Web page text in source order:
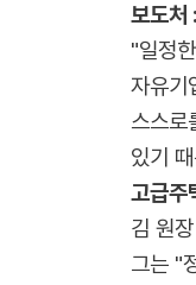
보도처
"일정
자유기
스스로
있기
고급주
김 원
그는 "